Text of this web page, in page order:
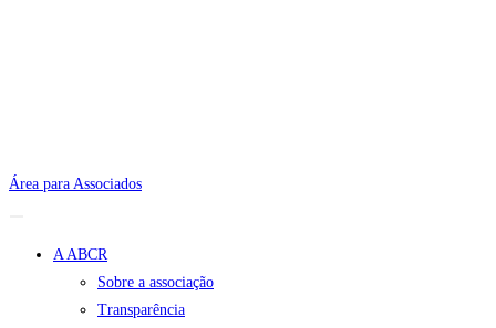
Área para Associados
A ABCR
Sobre a associação
Transparência